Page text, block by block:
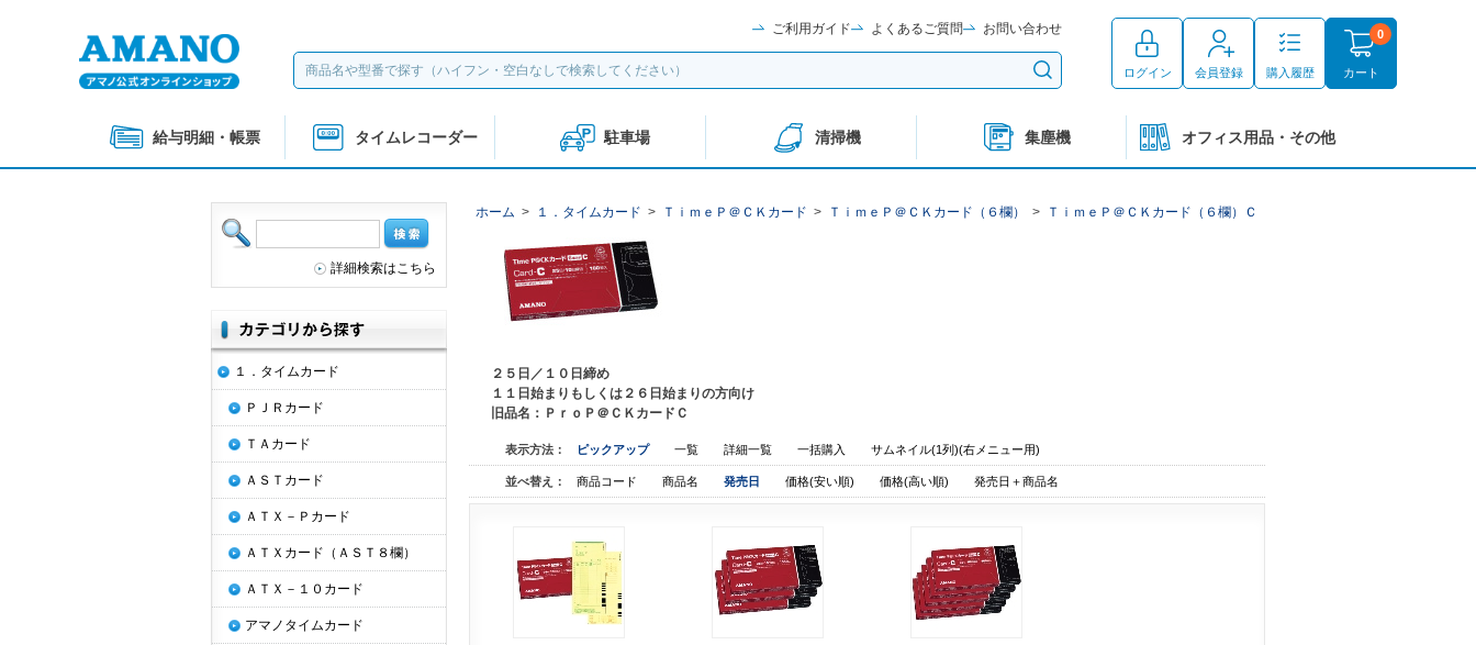
ご利用ガイド よくあるご質問 お問い合わせ
ログイン 会員登録 購入履歴 カート
0
給与明細・帳票 タイムレコーダー 駐車場 清掃機 集塵機 オフィス用品・その他
ホーム > １．タイムカード > ＴｉｍｅＰ＠ＣＫカード > ＴｉｍｅＰ＠ＣＫカード（６欄） > ＴｉｍｅＰ＠ＣＫカード（６欄）Ｃ
２５日／１０日締め
１１日始まりもしくは２６日始まりの方向け
旧品名：ＰｒｏＰ＠ＣＫカードＣ
表示方法： ピックアップ 一覧 詳細一覧 一括購入 サムネイル(1列)(右メニュー用)
並べ替え： 商品コード 商品名 発売日 価格(安い順) 価格(高い順) 発売日＋商品名
詳細検索はこちら
１．タイムカード
ＰＪＲカード
ＴＡカード
ＡＳＴカード
ＡＴＸ－Ｐカード
ＡＴＸカード（ＡＳＴ８欄）
ＡＴＸ－１０カード
アマノタイムカード